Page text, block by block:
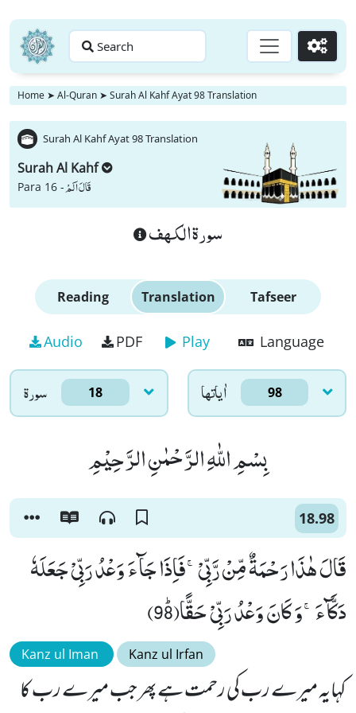
Search Go
Home ➤ Al-Quran ➤ Surah Al Kahf Ayat 98 Translation
Surah Al Kahf Ayat 98 Translation
Surah Al Kahf
Para 16 -قَالَ اَلَمْ
سورة الكهف
Reading Translation Tafseer
Audio PDF Play Language
سورۃ 18 اٰياتها 98
بِسْمِ اللّٰهِ الرَّحْمٰنِ الرَّحِیْمِ
18.98
قَالَ هٰذَا رَحْمَةٌ مِّنْ رَّبِّیْۚ-فَاِذَا جَآءَ وَعْدُ رَبِّیْ جَعَلَهٗ
دَكَّآءَۚ-وَ كَانَ وَعْدُ رَبِّیْ حَقًّاﭤ(98)
Kanz ul Iman Kanz ul Irfan
کہایہ میرے رب کی رحمت ہے پھر جب میرے رب کا